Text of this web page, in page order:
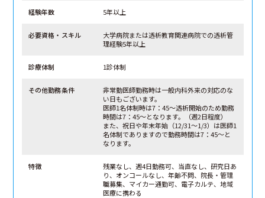
経験年数 5年以上
必要資格・スキル
大学病院または透析教育関連病院での透析管
理経験5年以上
診療体制 1診体制
その他勤務条件
非常勤医師勤務時は一般内科外来の対応のな
い日もございます。
医師1名体制時は7：45～透析開始のため勤務
時間は7：45～となります。（週2日程度）
また、祝日や年末年始（12/31～1/3）は医師1
名体制でありますので勤務時間は7：45～と
なります。
特徴
残業なし、週4日勤務可、当直なし、研究日あ
り、オンコールなし、年齢不問、院長・管理
職募集、マイカー通勤可、電子カルテ、地域
医療に携わる